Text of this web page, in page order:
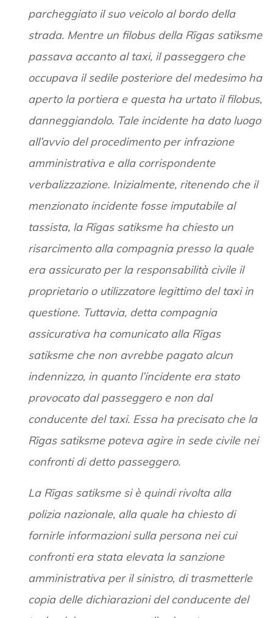
parcheggiato il suo veicolo al bordo della
strada. Mentre un filobus della Rīgas satiksme
passava accanto al taxi, il passeggero che
occupava il sedile posteriore del medesimo ha
aperto la portiera e questa ha urtato il filobus,
danneggiandolo. Tale incidente ha dato luogo
all’avvio del procedimento per infrazione
amministrativa e alla corrispondente
verbalizzazione. Inizialmente, ritenendo che il
menzionato incidente fosse imputabile al
tassista, la Rīgas satiksme ha chiesto un
risarcimento alla compagnia presso la quale
era assicurato per la responsabilità civile il
proprietario o utilizzatore legittimo del taxi in
questione. Tuttavia, detta compagnia
assicurativa ha comunicato alla Rīgas
satiksme che non avrebbe pagato alcun
indennizzo, in quanto l’incidente era stato
provocato dal passeggero e non dal
conducente del taxi. Essa ha precisato che la
Rīgas satiksme poteva agire in sede civile nei
confronti di detto passeggero.
La Rīgas satiksme si è quindi rivolta alla
polizia nazionale, alla quale ha chiesto di
fornirle informazioni sulla persona nei cui
confronti era stata elevata la sanzione
amministrativa per il sinistro, di trasmetterle
copia delle dichiarazioni del conducente del